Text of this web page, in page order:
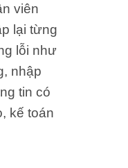
viên
lại từng
lỗi như
nhập
tin có
kế toán